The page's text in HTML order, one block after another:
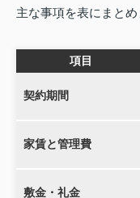
主な事項を表にまとめ
項目
契約期間
家賃と管理費
敷金・礼金